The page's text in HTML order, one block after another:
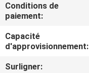
CONTRÔLE
DE
LA
Conditions de
paiement:
Capacité
d'approvisionnement:
Surligner: